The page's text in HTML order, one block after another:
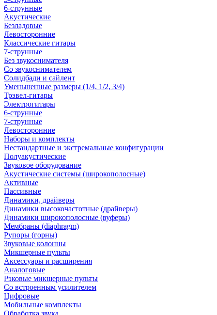
6-струнные
Акустические
Безладовые
Левосторонние
Классические гитары
7-струнные
Без звукоснимателя
Со звукоснимателем
Солидбади и сайлент
Уменьшенные размеры (1/4, 1/2, 3/4)
Трэвел-гитары
Электрогитары
6-струнные
7-струнные
Левосторонние
Наборы и комплекты
Нестандартные и экстремальные конфигурации
Полуакустические
Звуковое оборудование
Акустические системы (широкополосные)
Активные
Пассивные
Динамики, драйверы
Динамики высокочастотные (драйверы)
Динамики широкополосные (вуферы)
Мембраны (diaphragm)
Рупоры (горны)
Звуковые колонны
Микшерные пульты
Аксессуары и расширения
Аналоговые
Рэковые микшерные пульты
Со встроенным усилителем
Цифровые
Мобильные комплекты
Обработка звука